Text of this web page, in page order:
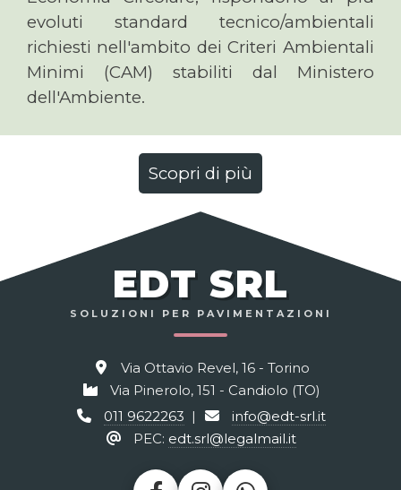
evoluti standard tecnico/ambientali
richiesti nell'ambito dei Criteri Ambientali
Minimi (CAM) stabiliti dal Ministero
dell'Ambiente.
Scopri di più
EDT SRL
SOLUZIONI PER PAVIMENTAZIONI
Via Ottavio Revel, 16 - Torino
Via Pinerolo, 151 - Candiolo (TO)
011 9622263 |
info@edt-srl.it
PEC: edt.srl@legalmail.it